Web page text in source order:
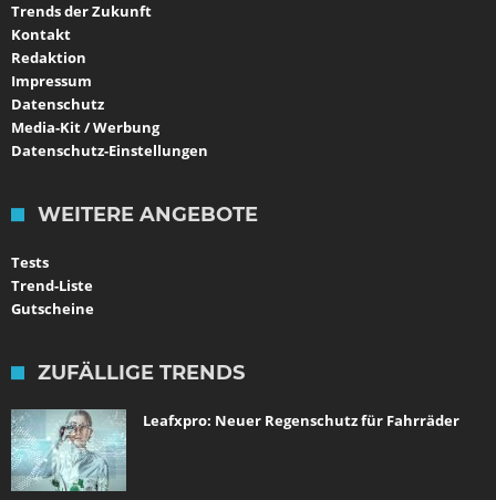
Trends der Zukunft
Kontakt
Redaktion
Impressum
Datenschutz
Media-Kit / Werbung
Datenschutz-Einstellungen
WEITERE ANGEBOTE
Tests
Trend-Liste
Gutscheine
ZUFÄLLIGE TRENDS
Leafxpro: Neuer Regenschutz für Fahrräder